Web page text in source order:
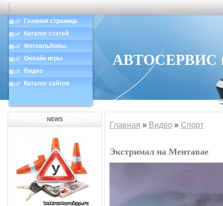
Главная страница
Каталог статей
Фотоальбомы
Онлайн игры
Видео
Каталог сайтов
АВТОСЕРВИС в
NEWS
Главная » Видео » Спорт
Экстримал на Ментавае